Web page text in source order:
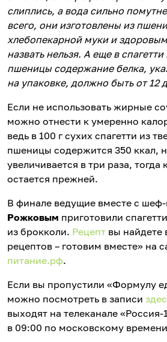
слиплись, а вода сильно
всего, они изготовлены из
хлебопекарной муки и
назвать нельзя. А еще в
пшеницы содержание белка,
на упаковке, должно быть от 12
Если не использовать жирные
можно отнести к умеренно
ведь в 100 г сухих спагетти из
пшеницы содержится 350 ккал,
увеличивается в три раза, тогда
остается прежней.
В финале ведущие вместе с
Рожковым приготовили
из брокколи. Рецепт вы найдете
рецептов – готовим вместе» на
питание.рф.
Если вы пропустили «Формулу
можно посмотреть в записи
выходят на телеканале
в 09:00 по московскому